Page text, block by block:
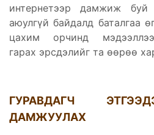
интернетээр дамжиж
аюулгүй байдалд баталгаа
цахим орчинд
гарах эрсдэлийг та өөрөө
ГУРАВДАГЧ
ДАМЖУУЛАХ